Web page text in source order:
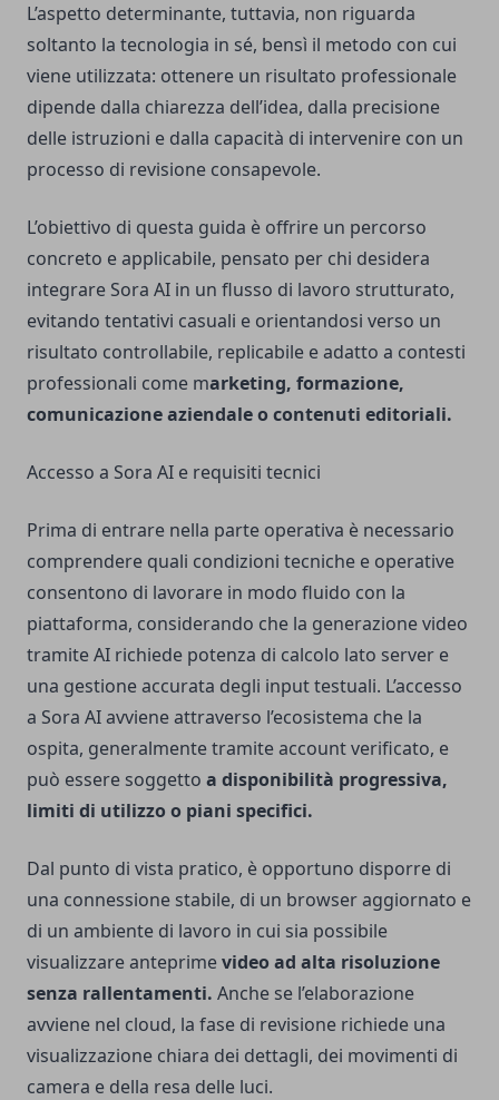
L’aspetto determinante, tuttavia, non riguarda
soltanto la tecnologia in sé, bensì il metodo con cui
viene utilizzata: ottenere un risultato professionale
dipende dalla chiarezza dell’idea, dalla precisione
delle istruzioni e dalla capacità di intervenire con un
processo di revisione consapevole.
L’obiettivo di questa guida è offrire un percorso
concreto e applicabile, pensato per chi desidera
integrare Sora AI in un flusso di lavoro strutturato,
evitando tentativi casuali e orientandosi verso un
risultato controllabile, replicabile e adatto a contesti
professionali come marketing, formazione,
comunicazione aziendale o contenuti editoriali.
Accesso a Sora AI e requisiti tecnici
Prima di entrare nella parte operativa è necessario
comprendere quali condizioni tecniche e operative
consentono di lavorare in modo fluido con la
piattaforma, considerando che la generazione video
tramite AI richiede potenza di calcolo lato server e
una gestione accurata degli input testuali. L’accesso
a Sora AI avviene attraverso l’ecosistema che la
ospita, generalmente tramite account verificato, e
può essere soggetto a disponibilità progressiva,
limiti di utilizzo o piani specifici.
Dal punto di vista pratico, è opportuno disporre di
una connessione stabile, di un browser aggiornato e
di un ambiente di lavoro in cui sia possibile
visualizzare anteprimevideo ad alta risoluzione
senza rallentamenti. Anche se l’elaborazione
avviene nel cloud, la fase di revisione richiede una
visualizzazione chiara dei dettagli, dei movimenti di
camera e della resa delle luci.